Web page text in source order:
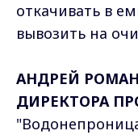
откачивать в
вывозить на
АНДРЕЙ
ДИРЕКТОРА